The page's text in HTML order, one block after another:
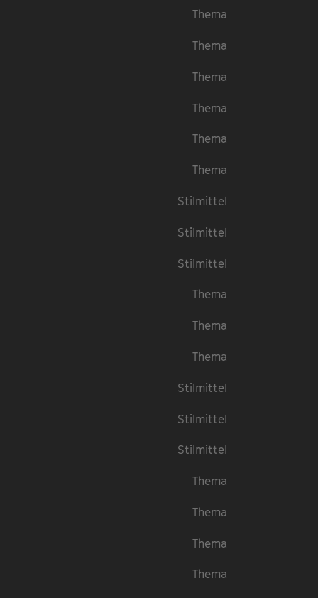
Thema
Thema
Thema
Thema
Thema
Thema
Stilmittel
Stilmittel
Stilmittel
Thema
Thema
Thema
Stilmittel
Stilmittel
Stilmittel
Thema
Thema
Thema
Thema